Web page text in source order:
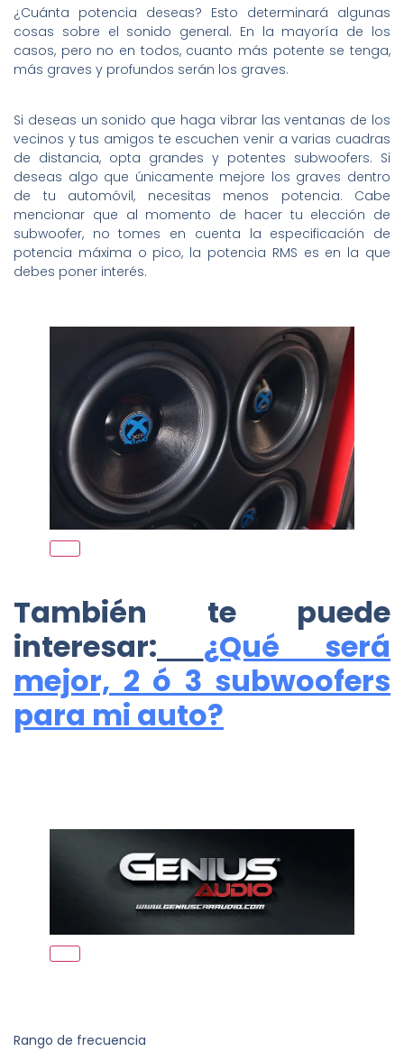
¿Cuánta potencia deseas? Esto determinará algunas
cosas sobre el sonido general. En la mayoría de los
casos, pero no en todos, cuanto más potente se tenga,
más graves y profundos serán los graves.
Si deseas un sonido que haga vibrar las ventanas de los
vecinos y tus amigos te escuchen venir a varias cuadras
de distancia, opta grandes y potentes subwoofers. Si
deseas algo que únicamente mejore los graves dentro
de tu automóvil, necesitas menos potencia. Cabe
mencionar que al momento de hacer tu elección de
subwoofer, no tomes en cuenta la especificación de
potencia máxima o pico, la potencia RMS es en la que
debes poner interés.
También te puede
interesar:
¿Qué será
mejor, 2 ó 3 subwoofers
para mi auto?
Rango de frecuencia